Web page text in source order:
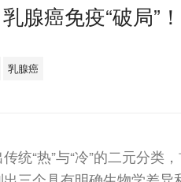
腺癌免疫“破局”
乳腺癌
统“热”与“冷”的二元分类